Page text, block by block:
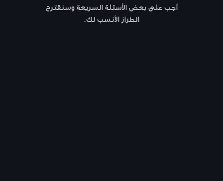
أجب على بعض الأسئلة السريعة وسنقترح
الطراز الأنسب لك.